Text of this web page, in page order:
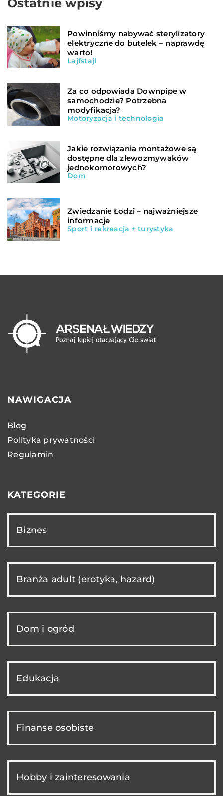
Ostatnie wpisy
Powinniśmy nabywać sterylizatory
elektryczne do butelek – naprawdę
warto!
Lajfstajl
Za co odpowiada Downpipe w
samochodzie? Potrzebna
modyfikacja?
Motoryzacja i technologia
Jakie rozwiązania montażowe są
dostępne dla zlewozmywaków
jednokomorowych?
Dom
Zwiedzanie Łodzi – najważniejsze
informacje
Sport i rekreacja + turystyka
NAWIGACJA
Blog
Polityka prywatności
Regulamin
KATEGORIE
Biznes
Branża adult (erotyka, hazard)
Dom i ogród
Edukacja
Finanse osobiste
Hobby i zainteresowania